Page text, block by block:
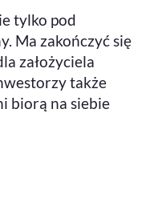
, otwiera się w nowym
nowym oknie
Zgłoś problem
tylko pod
Ma zakończyć się
założyciela
także
biorą na siebie